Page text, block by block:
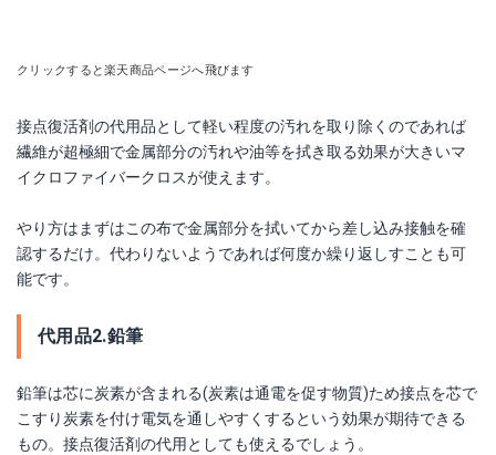
クリックすると楽天商品ページへ飛びます
接点復活剤の代用品として軽い程度の汚れを取り除くのであれば
繊維が超極細で金属部分の汚れや油等を拭き取る効果が大きいマ
イクロファイバークロスが使えます。
やり方はまずはこの布で金属部分を拭いてから差し込み接触を確
認するだけ。代わりないようであれば何度か繰り返しすことも可
能です。
代用品2.鉛筆
鉛筆は芯に炭素が含まれる(炭素は通電を促す物質)ため接点を芯で
こすり炭素を付け電気を通しやすくするという効果が期待できる
もの。接点復活剤の代用としても使えるでしょう。